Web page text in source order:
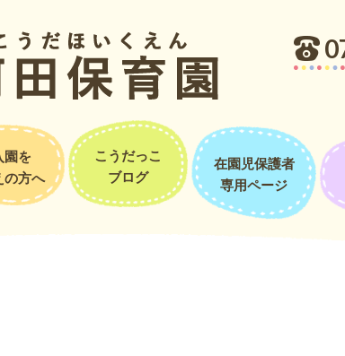
園を
の方へ
こうだっこ
ブログ
在園児保護者
専用ページ
アニカ演奏などを見てすご～い！と拍手をしていまし
♡青組さんならきっと大丈夫！！